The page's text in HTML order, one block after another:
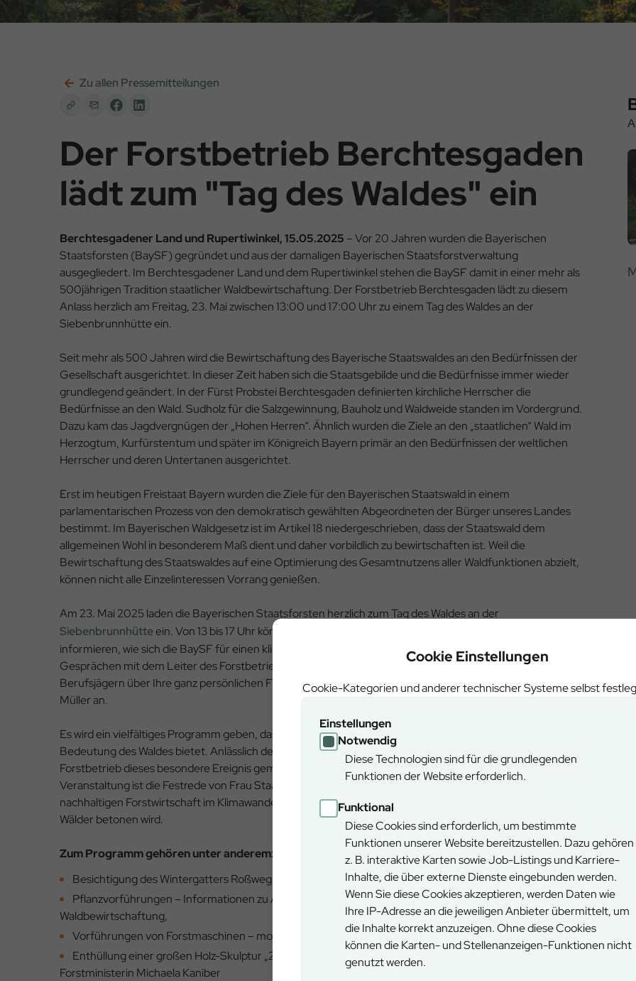
Cookie Einstellungen
Cookie-Kategorien und anderer technischer Systeme selbst
Einstellungen
Notwendig
Diese Technologien sind für die grundlegenden
Funktionen der Website erforderlich.
Funktional
Diese Cookies sind erforderlich, um bestimmte
Funktionen unserer Website bereitzustellen. Dazu gehören
z. B. interaktive Karten sowie Job-Listings und Karriere-
Inhalte, die über externe Dienste eingebunden werden.
Wenn Sie diese Cookies akzeptieren, werden Daten wie
Ihre IP-Adresse an die jeweiligen Anbieter übermittelt, um
die Inhalte korrekt anzuzeigen. Ohne diese Cookies
können die Karten- und Stellenanzeigen-Funktionen nicht
genutzt werden.
Zu allen Pressemitteilungen
Der Forstbetrieb Berchtesgaden
lädt zum "Tag des Waldes" ein
Berchtesgadener Land und Rupertiwinkel, 15.05.2025 – Vor 20 Jahren wurden die Bayerischen
Staatsforsten (BaySF) gegründet und aus der damaligen Bayerischen Staatsforstverwaltung
ausgegliedert. Im Berchtesgadener Land und dem Rupertiwinkel stehen die BaySF damit in einer mehr als
500jährigen Tradition staatlicher Waldbewirtschaftung. Der Forstbetrieb Berchtesgaden lädt zu diesem
Anlass herzlich am Freitag, 23. Mai zwischen 13:00 und 17:00 Uhr zu einem Tag des Waldes an der
Siebenbrunnhütte ein.
Seit mehr als 500 Jahren wird die Bewirtschaftung des Bayerische Staatswaldes an den Bedürfnissen der
Gesellschaft ausgerichtet. In dieser Zeit haben sich die Staatsgebilde und die Bedürfnisse immer wieder
grundlegend geändert. In der Fürst Probstei Berchtesgaden definierten kirchliche Herrscher die
Bedürfnisse an den Wald. Sudholz für die Salzgewinnung, Bauholz und Waldweide standen im Vordergrund.
Dazu kam das Jagdvergnügen der „Hohen Herren“. Ähnlich wurden die Ziele an den „staatlichen“ Wald im
Herzogtum, Kurfürstentum und später im Königreich Bayern primär an den Bedürfnissen der weltlichen
Herrscher und deren Untertanen ausgerichtet.
Erst im heutigen Freistaat Bayern wurden die Ziele für den Bayerischen Staatswald in einem
parlamentarischen Prozess von den demokratisch gewählten Abgeordneten der Bürger unseres Landes
bestimmt. Im Bayerischen Waldgesetz ist im Artikel 18 niedergeschrieben, dass der Staatswald dem
allgemeinen Wohl in besonderem Maß dient und daher vorbildlich zu bewirtschaften ist. Weil die
Bewirtschaftung des Staatswaldes auf eine Optimierung des Gesamtnutzens aller Waldfunktionen abzielt,
können nicht alle Einzelinteressen Vorrang genießen.
Am 23. Mai 2025 laden die Bayerischen Staatsforsten herzlich zum Tag des Waldes an der
Siebenbrunnhütteein. Von 13 bis 17 Uhr können sich die Besucherinnen und Besucher darüber
informieren, wie sich die BaySF für einen klimagerechten Staatswald einsetzt. „Gerne können Sie sich in
Gesprächen mit dem Leiter des Forstbetriebs Berchtesgaden, oder mit Förstern, Forstwirten und
Berufsjägern über Ihre ganz persönlichen Fragen zu -Ihrem- Staatswald austauschen“ kündigt Dr. Daniel
Müller an.
Es wird ein vielfältiges Programm geben, das spannende Einblicke in die Arbeit der Forstwirtschaft und die
Bedeutung des Waldes bietet. Anlässlich des 20-jährigen Jubiläums der Bayerischen Staatsforsten will der
Forstbetrieb dieses besondere Ereignis gemeinsam mit der Öffentlichkeit feiern. Höhepunkt der
Veranstaltung ist die Festrede von Frau Staatsministerin Michaela Kaniber, die die Bedeutung der
nachhaltigen Forstwirtschaft im Klimawandel und die segensreichen Schutzfunktionen der heimischen
Wälder betonen wird.
Zum Programm gehören unter anderem:
Besichtigung des Wintergatters Roßweg – Einblicke in die nachhaltige Wildbewirtschaftung,
Pflanzvorführungen – Informationen zu Aufforstungsmaßnahmen und nachhaltiger
Waldbewirtschaftung,
Vorführungen von Forstmaschinen – moderne Technik im Einsatz für den Wald und
Enthüllung einer großen Holz-Skulptur „20 Jahre BaySF“ des Künstlers Maximilian Poschner durch Frau
Forstministerin Michaela Kaniber